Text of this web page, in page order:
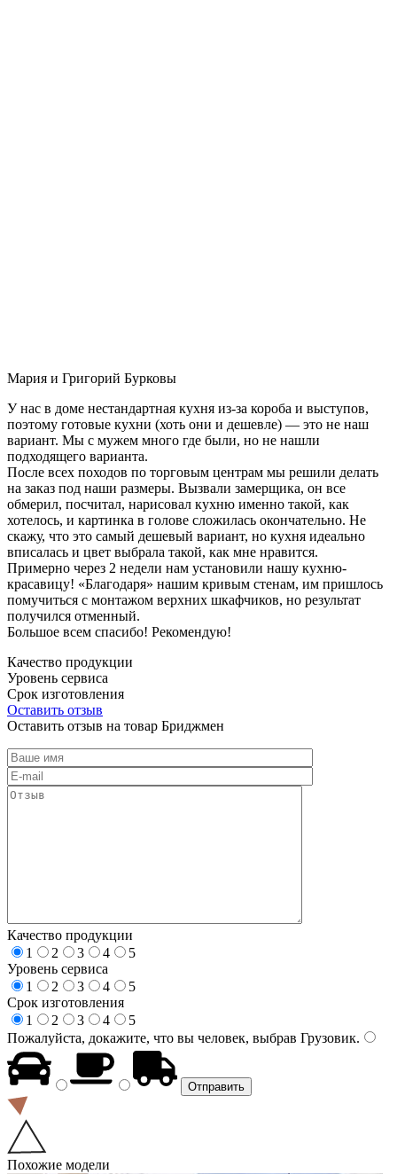
Мария и Григорий Бурковы
У нас в доме нестандартная кухня из-за короба и выступов,
поэтому готовые кухни (хоть они и дешевле) — это не наш
вариант. Мы с мужем много где были, но не нашли
подходящего варианта.
После всех походов по торговым центрам мы решили делать
на заказ под наши размеры. Вызвали замерщика, он все
обмерил, посчитал, нарисовал кухню именно такой, как
хотелось, и картинка в голове сложилась окончательно. Не
скажу, что это самый дешевый вариант, но кухня идеально
вписалась и цвет выбрала такой, как мне нравится.
Примерно через 2 недели нам установили нашу кухню-
красавицу! «Благодаря» нашим кривым стенам, им пришлось
помучиться с монтажом верхних шкафчиков, но результат
получился отменный.
Большое всем спасибо! Рекомендую!
Качество продукции
Уровень сервиса
Срок изготовления
Оставить отзыв
Оставить отзыв на товар Бриджмен
Качество продукции
1
2 3 4
5
Уровень сервиса
1
2 3 4
5
Срок изготовления
1
2 3 4
5
Пожалуйста, докажите, что вы человек, выбрав Грузовик.
Похожие модели